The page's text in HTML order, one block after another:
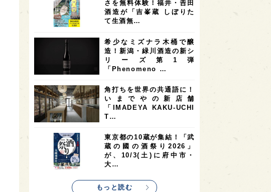
4 三重県 大阪府 3
オーストラリア 台湾 2 アジア 2
SAKEの時代を生きる 静岡県 1 長崎県
全蔵めぐり 1 シンガポール 1 カナダ 1
群馬県 1 熊本県 徳島県
イギリス 1 ノルウェー 1 新宿区 1
歌舞伎町 1 1 鳥取県 1
saketimes_image_4
さを無料体験！福井・𠮷田
酒造が「吉峯蔵 しぼりた
て生酒無…
希少なミズナラ木桶で醸
造！新潟・緑川酒造の新シ
リーズ第1弾
「Phenomeno …
角打ちを世界の共通語に！
いまでやの新店舗
「IMADEYA KAKU-UCHI
T…
東京都の10蔵が集結！「武
蔵の國の酒祭り2026」
が、10/3(土)に府中市・
大…
もっと読む